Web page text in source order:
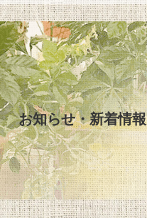
お知らせ・新着情報